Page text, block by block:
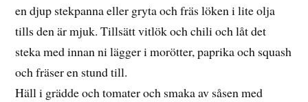
en djup stekpanna eller gryta och fräs löken i lite olja
tills den är mjuk. Tillsätt vitlök och chili och låt det
steka med innan ni lägger i morötter, paprika och squash
och fräser en stund till.
Häll i grädde och tomater och smaka av såsen med